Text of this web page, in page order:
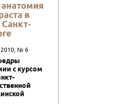
анатомия
в
2010, № 6
с курсом